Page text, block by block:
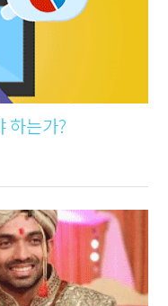
하는가?